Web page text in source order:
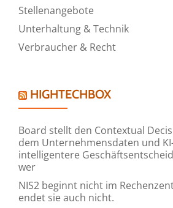
Stellenangebote
Unterhaltung & Technik
Verbraucher & Recht
HIGHTECHBOX
Board stellt den Contextual
dem Unternehmensdaten und
intelligentere
wer
NIS2 beginnt nicht im
endet sie auch nicht.